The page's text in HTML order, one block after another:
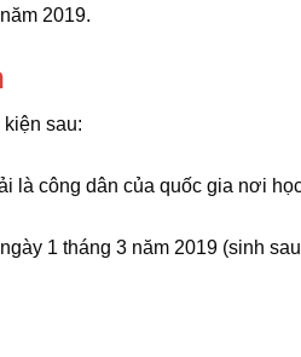
2019.
sau:
là công dân của quốc gia nơi
1 tháng 3 năm 2019 (sinh